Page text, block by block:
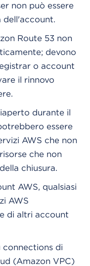
non può essere
dell'account.
Route 53 non
devono
o account
il rinnovo
durante il
essere
AWS che non
che non
chiusura.
AWS, qualsiasi
AWS
di altri account
connections di
(Amazon VPC)